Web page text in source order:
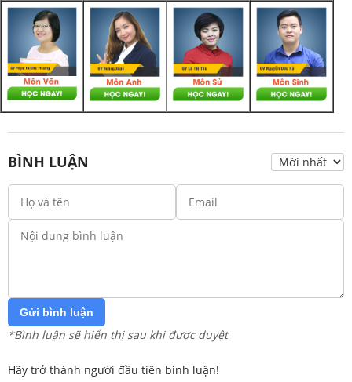
BÌNH LUẬN
Gửi bình luận
*Bình luận sẽ hiển thị sau khi được duyệt
Hãy trở thành người đầu tiên bình luận!